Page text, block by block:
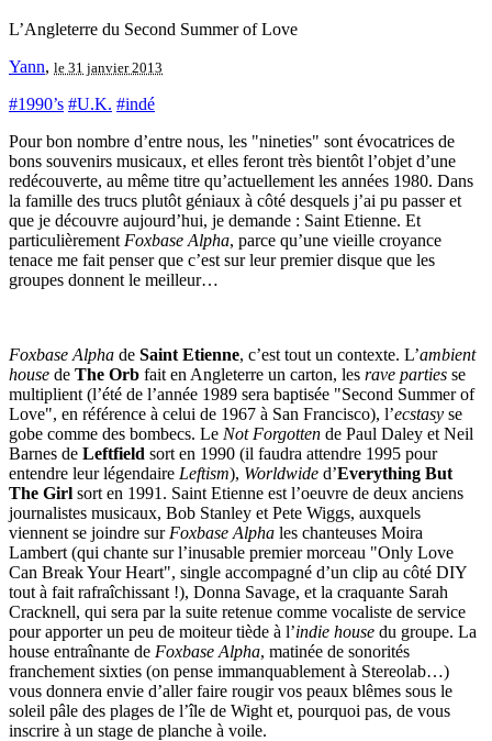
L’Angleterre du Second Summer of Love
Yann, le 31 janvier 2013
#1990’s #U.K. #indé
Pour bon nombre d’entre nous, les "nineties" sont évocatrices de
bons souvenirs musicaux, et elles feront très bientôt l’objet d’une
redécouverte, au même titre qu’actuellement les années 1980. Dans
la famille des trucs plutôt géniaux à côté desquels j’ai pu passer et
que je découvre aujourd’hui, je demande : Saint Etienne. Et
particulièrement Foxbase Alpha, parce qu’une vieille croyance
tenace me fait penser que c’est sur leur premier disque que les
groupes donnent le meilleur…
Foxbase Alpha de Saint Etienne, c’est tout un contexte. L’ambient
house de The Orb fait en Angleterre un carton, les rave parties se
multiplient (l’été de l’année 1989 sera baptisée "Second Summer of
Love", en référence à celui de 1967 à San Francisco), l’ecstasy se
gobe comme des bombecs. Le Not Forgotten de Paul Daley et Neil
Barnes de Leftfield sort en 1990 (il faudra attendre 1995 pour
entendre leur légendaire Leftism), Worldwide d’Everything But
The Girl sort en 1991. Saint Etienne est l’oeuvre de deux anciens
journalistes musicaux, Bob Stanley et Pete Wiggs, auxquels
viennent se joindre sur Foxbase Alpha les chanteuses Moira
Lambert (qui chante sur l’inusable premier morceau "Only Love
Can Break Your Heart", single accompagné d’un clip au côté DIY
tout à fait rafraîchissant !), Donna Savage, et la craquante Sarah
Cracknell, qui sera par la suite retenue comme vocaliste de service
pour apporter un peu de moiteur tiède à l’indie house du groupe. La
house entraînante de Foxbase Alpha, matinée de sonorités
franchement sixties (on pense immanquablement à Stereolab…)
vous donnera envie d’aller faire rougir vos peaux blêmes sous le
soleil pâle des plages de l’île de Wight et, pourquoi pas, de vous
inscrire à un stage de planche à voile.